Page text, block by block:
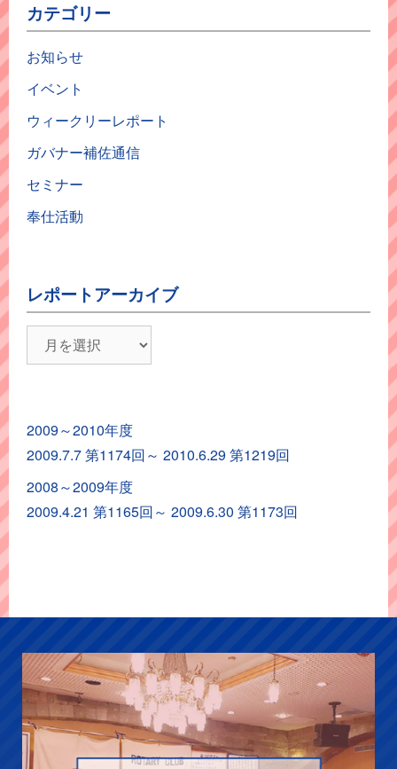
カテゴリー
お知らせ
イベント
ウィークリーレポート
ガバナー補佐通信
セミナー
奉仕活動
レポートアーカイブ
ポ
ア
ー
カ
イ
2009～2010年度
2009.7.7 第1174回～ 2010.6.29 第1219回
2008～2009年度
2009.4.21 第1165回～ 2009.6.30 第1173回